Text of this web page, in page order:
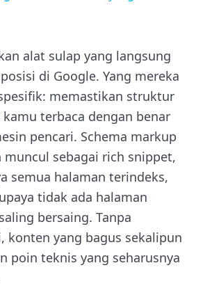
alat sulap yang langsung
di Google. Yang mereka
memastikan struktur
terbaca dengan benar
pencari. Schema markup
muncul sebagai rich snippet,
semua halaman terindeks,
tidak ada halaman
bersaing. Tanpa
konten yang bagus sekalipun
poin teknis yang seharusnya